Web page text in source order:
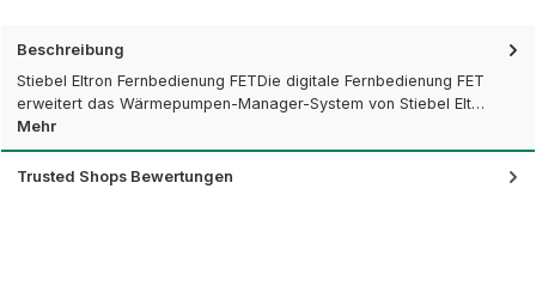
Beschreibung
Stiebel Eltron Fernbedienung FETDie digitale Fernbedienung FET
erweitert das Wärmepumpen-Manager-System von Stiebel Elt…
Mehr
Trusted Shops Bewertungen